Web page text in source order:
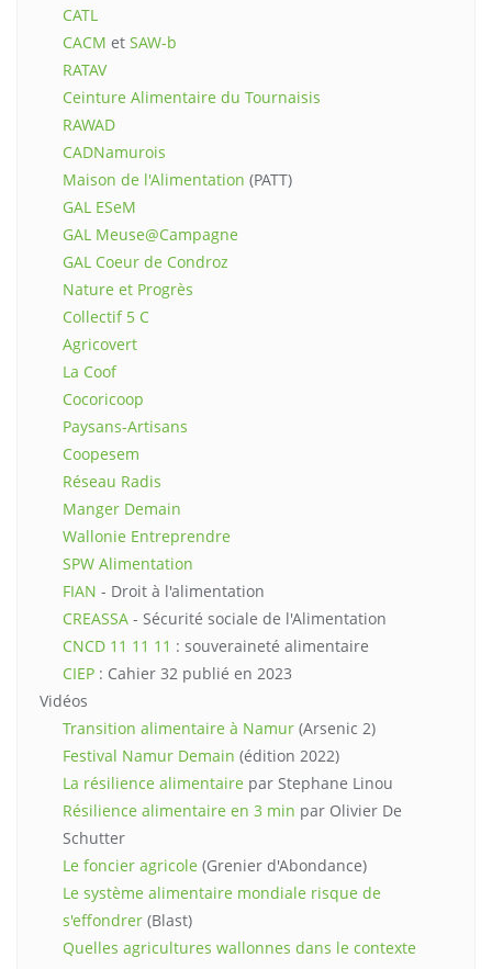
CATL
CACM et SAW-b
RATAV
Ceinture Alimentaire du Tournaisis
RAWAD
CADNamurois
Maison de l'Alimentation (PATT)
GAL ESeM
GAL Meuse@Campagne
GAL Coeur de Condroz
Nature et Progrès
Collectif 5 C
Agricovert
La Coof
Cocoricoop
Paysans-Artisans
Coopesem
Réseau Radis
Manger Demain
Wallonie Entreprendre
SPW Alimentation
FIAN - Droit à l'alimentation
CREASSA - Sécurité sociale de l'Alimentation
CNCD 11 11 11 : souveraineté alimentaire
CIEP : Cahier 32 publié en 2023
Vidéos
Transition alimentaire à Namur (Arsenic 2)
Festival Namur Demain (édition 2022)
La résilience alimentaire par Stephane Linou
Résilience alimentaire en 3 min par Olivier De
Schutter
Le foncier agricole (Grenier d'Abondance)
Le système alimentaire mondiale risque de
s'effondrer (Blast)
Quelles agricultures wallonnes dans le contexte